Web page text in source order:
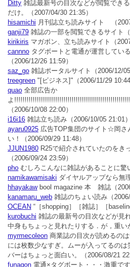
Ditty 雑誌最新号の目次などが閲覧でき
だけ。
（2007/04/30 21:35）
hisamichi 月刊誌立ち読みサイト
（
ganji79 雑誌の一部を閲覧できるサイト
kirikiris マガボン、立ち読みサイト
（
cannno タグボートと電通が運営してい
（2006/12/26 11:59）
saz_go 雑誌ポータルサイト
（2006/12/
treegreen "[ビジネス]" （2006/11/29 10:44
quao 全部広告か
よ
（2006/10/08 22:00）
i16i16 雑誌立ち読み （2006/10/05 21:01）
ayaru0925 広告TOP集団のサイト☆岡さ
い！
（2006/09/29 11:48）
JJUN1980 R25で紹介されていたのをき
（2006/09/24 23:59）
pho むしろこんなに雑誌があることに驚
namikawamisaki ダイヤルアップなら無
hhayakawbool magazine 本 雑誌 （
kanamaru_web 雑誌のちょい読み （
OCEAN “［shopping］［雑誌］［
kurobuchi 雑誌の最新号の目次などが見
中身もちょっと見れたりする．が，重い
myrmecoleon 商業誌の目次が読めるの
には枚数少なすぎ。ムーが入ってるの
バーはちょっと面白い。
（2006/08/21
funagon 電通×タグボート・・・激重です